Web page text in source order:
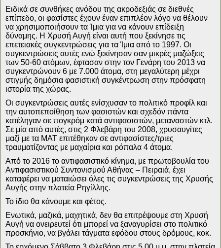
Ειδικά σε συνθήκες ανόδου της ακροδεξιάς σε διεθνές
επίπεδο, οι φασίστες έχουν έναν επιπλέον λόγο να θέλουν
να χρησιμοποιήσουν τα Ίμια για να κάνουν επίδειξη
δύναμης. Η Χρυσή Αυγή είναι αυτή που ξεκίνησε τις
επετειακές συγκεντρώσεις για τα Ίμια από το 1997. Οι
συγκεντρώσεις αυτές ενώ ξεκίνησαν σαν μικρές μαζώξεις
των 50-60 ατόμων, έφτασαν στην τον Γενάρη του 2013 να
συγκεντρώνουν 6 με 7.000 άτομα, στη μεγαλύτερη μέχρι
στιγμής δημόσια φασιστική συγκέντρωση στην πρόσφατη
ιστορία της χώρας.
Οι συγκεντρώσεις αυτές ενίσχυσαν το πολιτικό προφίλ και
την αυτοπεποίθηση των φασιστών και σχεδόν πάντα
κατέληγαν σε πογκρόμ κατά αντιφασιστών, μεταναστών κτλ.
Σε μία από αυτές, στις 2 Φλεβάρη του 2008, χρυσαυγίτες
μαζί με τα ΜΑΤ επιτέθηκαν σε αντιφασίστες/τριες
τραυματίζοντας με μαχαίρια και ρόπαλα 4 άτομα.
Από το 2016 το αντιφασιστικό κίνημα, με πρωτοβουλία του
Αντιφασιστικού Συντονισμού Αθήνας – Πειραιά, έχει
καταφέρει να ματαιώσει όλες τις συγκεντρώσεις της Χρυσής
Αυγής στην πλατεία Ρηγίλλης.
Το ίδιο θα κάνουμε και φέτος.
Ενωτικά, μαζικά, μαχητικά, δεν θα επιτρέψουμε στη Χρυσή
Αυγή να ονειρευτεί ότι μπορεί να ξαναγυρίσει στο πολιτικό
προσκήνιο, να βγάλει τάγματα εφόδου στους δρόμους, κοκ.